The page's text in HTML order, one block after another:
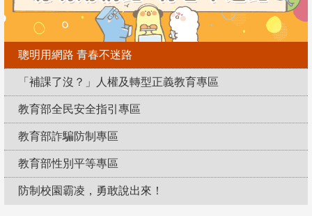
聰明用網路 青春不迷路
「補課了沒？」人權及轉型正義教育專區
教育部全民安全指引專區
教育部詐騙防制專區
教育部性別平等專區
防制校園霸凌，勇敢說出來！